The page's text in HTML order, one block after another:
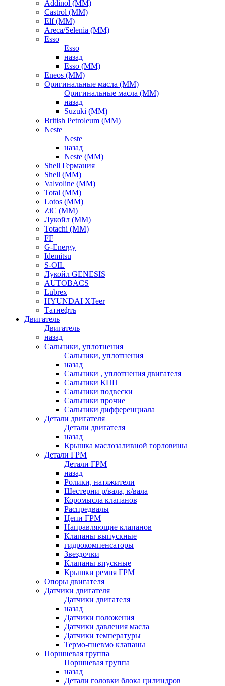
Addinol (ММ)
Castrol (ММ)
Elf (ММ)
Areca/Selenia (ММ)
Esso
Esso
назад
Esso (ММ)
Eneos (ММ)
Оригинальные масла (ММ)
Оригинальные масла (ММ)
назад
Suzuki (ММ)
British Petroleum (ММ)
Neste
Neste
назад
Neste (ММ)
Shell Германия
Shell (ММ)
Valvoline (ММ)
Total (ММ)
Lotos (ММ)
ZiC (ММ)
Лукойл (ММ)
Totachi (MM)
FF
G-Energy
Idemitsu
S-OIL
Лукойл GENESIS
AUTOBACS
Lubrex
HYUNDAI XTeer
Татнефть
Двигатель
Двигатель
назад
Сальники, уплотнения
Сальники, уплотнения
назад
Сальники , уплотнения двигателя
Сальники КПП
Сальники подвески
Сальники прочие
Сальники дифференциала
Детали двигателя
Детали двигателя
назад
Крышка маслозаливной горловины
Детали ГРМ
Детали ГРМ
назад
Ролики, натяжители
Шестерни р/вала, к/вала
Коромысла клапанов
Распредвалы
Цепи ГРМ
Направляющие клапанов
Клапаны выпускные
гидрокомпенсаторы
Звездочки
Клапаны впускные
Крышки ремня ГРМ
Опоры двигателя
Датчики двигателя
Датчики двигателя
назад
Датчики положения
Датчики давления масла
Датчики температуры
Термо-пневмо клапаны
Поршневая группа
Поршневая группа
назад
Детали головки блока цилиндров